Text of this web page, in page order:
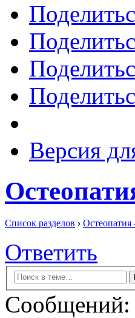
Версия
Список разделов › Остеопатия
Ответить
Сообщений: